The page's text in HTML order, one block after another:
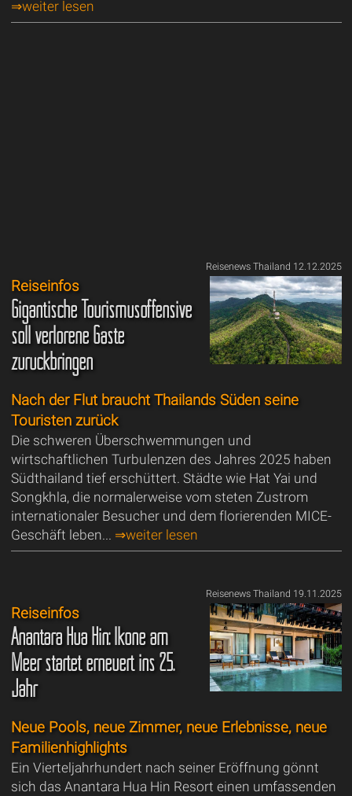
⇒weiter lesen
Reisenews Thailand 12.12.2025
Reiseinfos
Gigantische Tourismusoffensive
soll verlorene Gäste
zurückbringen
Nach der Flut braucht Thailands Süden seine
Touristen zurück
Die schweren Überschwemmungen und
wirtschaftlichen Turbulenzen des Jahres 2025 haben
Südthailand tief erschüttert. Städte wie Hat Yai und
Songkhla, die normalerweise vom steten Zustrom
internationaler Besucher und dem florierenden MICE-
Geschäft leben... ⇒weiter lesen
Reisenews Thailand 19.11.2025
Reiseinfos
Anantara Hua Hin: Ikone am
Meer startet erneuert ins 25.
Jahr
Neue Pools, neue Zimmer, neue Erlebnisse, neue
Familienhighlights
Ein Vierteljahrhundert nach seiner Eröffnung gönnt
sich das Anantara Hua Hin Resort einen umfassenden